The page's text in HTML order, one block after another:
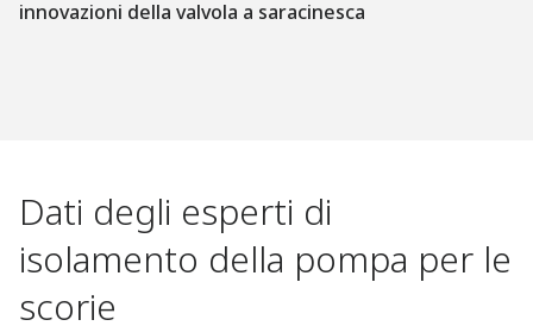
innovazioni della valvola a saracinesca
Dati degli esperti di
isolamento della pompa per le
scorie